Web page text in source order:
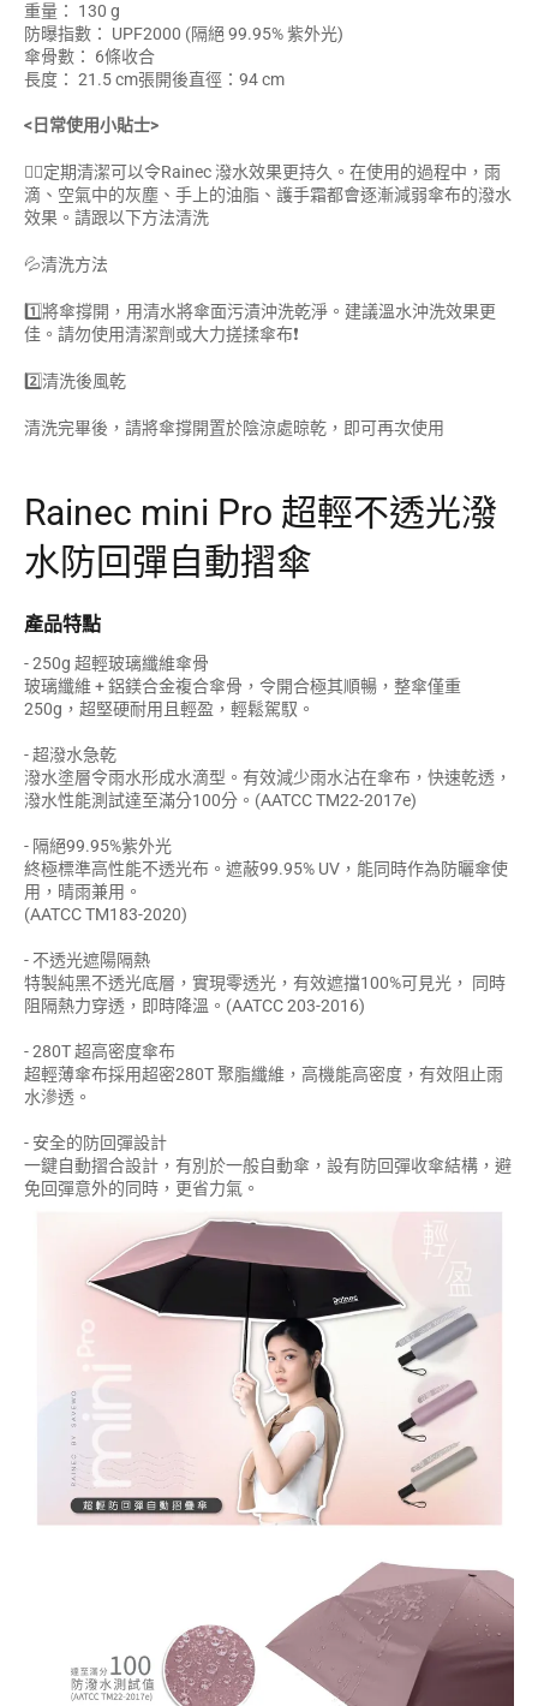
重量： 130 g
防曝指數： UPF2000 (隔絕 99.95% 紫外光)
傘骨數： 6條收合
長度： 21.5 cm張開後直徑：94 cm
<日常使用小貼士>
☝🏻定期清潔可以令Rainec 潑水效果更持久。在使用的過程中，雨
滴、空氣中的灰塵、手上的油脂、護手霜都會逐漸減弱傘布的潑水
效果。請跟以下方法清洗
💦清洗方法
1️⃣將傘撐開，用清水將傘面污漬沖洗乾淨。建議溫水沖洗效果更
佳。請勿使用清潔劑或大力搓揉傘布❗️
2️⃣清洗後風乾
清洗完畢後，請將傘撐開置於陰涼處晾乾，即可再次使用
Rainec mini Pro 超輕不透光潑
水防回彈自動摺傘
產品特點
- 250g 超輕玻璃纖維傘骨
玻璃纖維 + 鋁鎂合金複合傘骨，令開合極其順暢，整傘僅重
250g，超堅硬耐用且輕盈，輕鬆駕馭。
- 超潑水急乾
潑水塗層令雨水形成水滴型。有效減少雨水沾在傘布，快速乾透，
潑水性能測試達至滿分100分。(AATCC TM22-2017e)
- 隔絕99.95%紫外光
終極標準高性能不透光布。遮蔽99.95% UV，能同時作為防曬傘使
用，晴雨兼用。
(AATCC TM183-2020)
- 不透光遮陽隔熱
特製純黑不透光底層，實現零透光，有效遮擋100%可見光， 同時
阻隔熱力穿透，即時降溫。(AATCC 203-2016)
- 280T 超高密度傘布
超輕薄傘布採用超密280T 聚脂纖維，高機能高密度，有效阻止雨
水滲透。
- 安全的防回彈設計
一鍵自動摺合設計，有別於一般自動傘，設有防回彈收傘結構，避
免回彈意外的同時，更省力氣。